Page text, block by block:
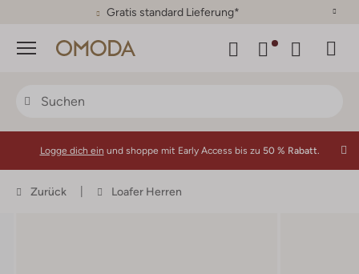
30 Tage Rückgaberecht
Menü
Logge dich ein und shoppe mit Early Access bis zu 50 % Rabatt.
Zurück Loafer Herren